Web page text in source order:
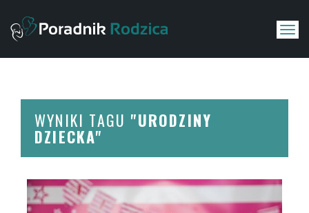
WYNIKI TAGU "URODZINY
DZIECKA"